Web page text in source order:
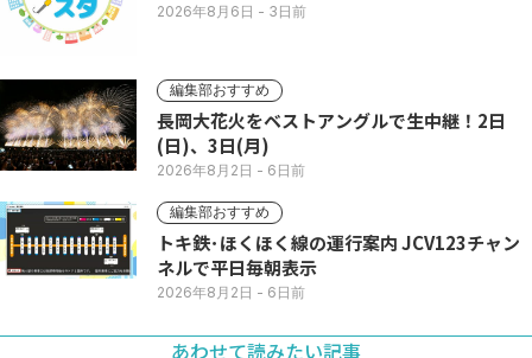
2026年8月6日 - 3日前
編集部おすすめ
長岡大花火をベストアングルで生中継！2日
(日)、3日(月)
2026年8月2日 - 6日前
編集部おすすめ
トキ鉄･ほくほく線の運行案内 JCV123チャン
ネルで平日毎朝表示
2026年8月2日 - 6日前
あわせて読みたい記事